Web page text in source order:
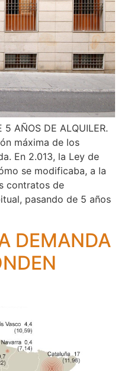
5 AÑOS DE ALQUILER.
máxima de los
En 2.013, la Ley de
se modificaba, a la
contratos de
pasando de 5 años
DEMANDA